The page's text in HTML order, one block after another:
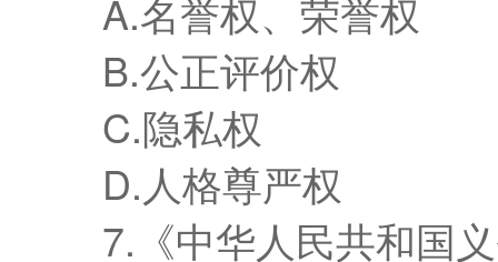
A.名誉权、荣誉权
B.公正评价权
C.隐私权
D.人格尊严权
7.《中华人民共和国义